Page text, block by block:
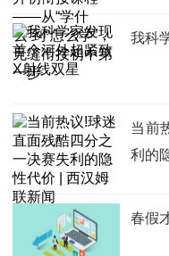
我科
当前
利的
春假